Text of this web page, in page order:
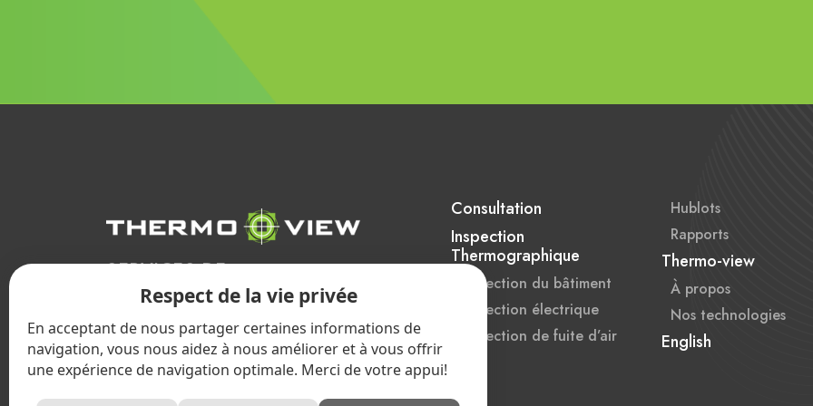
SERVICES DE
THERMOGRAPHIE
INFRAROUGE
Consultation
Inspection
Thermographique
Inspection du bâtiment
Inspection électrique
Inspection de fuite d’air
Hublots
Rapports
Thermo-view
À propos
Nos technologies
English
Respect de la vie privée
En acceptant de nous partager certaines informations de
navigation, vous nous aidez à nous améliorer et à vous offrir
une expérience de navigation optimale. Merci de votre appui!